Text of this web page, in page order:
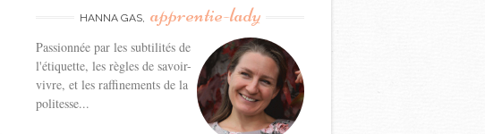
HANNA GAS, apprentie-lady
Passionnée par les subtilités de
l'étiquette, les règles de savoir-
vivre, et les raffinements de la
politesse...